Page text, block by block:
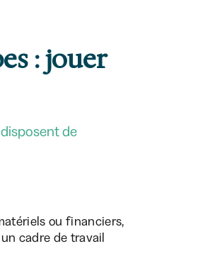
: jouer
de
ou financiers,
cadre de travail